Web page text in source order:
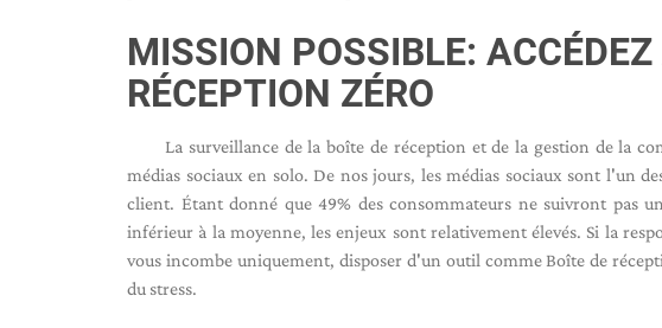
MISSION POSSIBLE:
RÉCEPTION ZÉRO
La surveillance de la boîte de réception et de la gestion de la
médias sociaux en solo. De nos jours, les médias sociaux sont l'un
client. Étant donné que 49% des consommateurs ne suivront pas
inférieur à la moyenne, les enjeux sont relativement élevés. Si la
vous incombe uniquement, disposer d'un outil comme Boîte de
du stress.